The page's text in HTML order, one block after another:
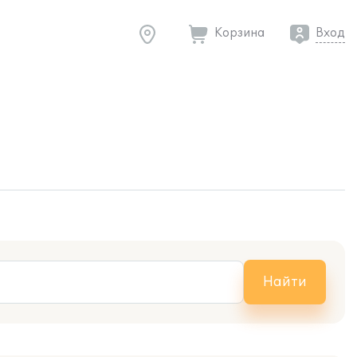
Корзина Вход
Найти